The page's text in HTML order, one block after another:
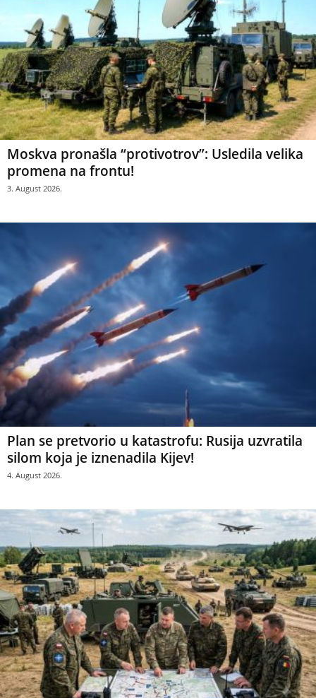
Moskva pronašla “protivotrov”: Usledila velika
promena na frontu!
3. August 2026.
Plan se pretvorio u katastrofu: Rusija uzvratila
silom koja je iznenadila Kijev!
4. August 2026.